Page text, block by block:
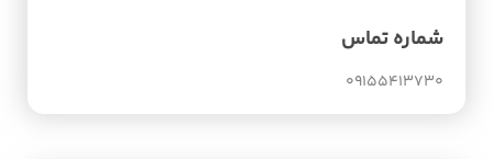
شماره تماس
09155413730